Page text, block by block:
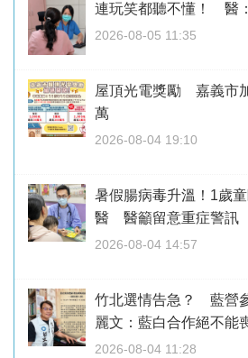
連玩笑都聽不懂！ 醫
2026-08-05 11:35
屋頂光電獎勵 嘉義市
萬
2026-08-04 19:10
暑假腸病毒升溫！1歲
醫 醫籲留意重症警訊
2026-08-04 14:57
竹北選情告急？ 藍營
麗文：藍白合作絕不能
2026-08-04 11:28